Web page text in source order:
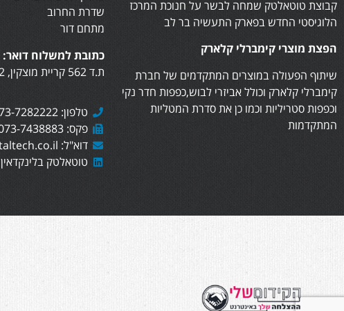
קבוצת טוטאלטק שמחה לבשר על חנוכת המרכז
הלוגיסטי החדש בפארק התעשיה בר לב
הפצת מוצרי קימברלי קלארק
שיתוף הפעולה במוצרים המתקדמים של חברת
קימברלי קלארק וכולל אביזרי לבוש,כפפות חדר נקי
וכפפות סטריליות וכמו כן את סדרת המטליות
המתקדמות
שדרת החרוב
מתחם דור
כתובת למשלוח דואר:
ת.ד 562 קריית מוצקין, 2610402
טלפון: 073-7282222
פקס: 073-7438883
דוא"ל: sales@totaltech.co.il
טוטאלטק בלינקדאין